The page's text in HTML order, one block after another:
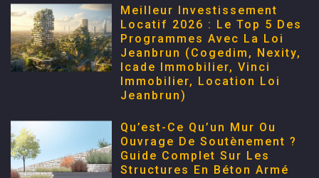
Meilleur Investissement
Locatif 2026 : Le Top 5 Des
Programmes Avec La Loi
Jeanbrun (Cogedim, Nexity,
Icade Immobilier, Vinci
Immobilier, Location Loi
Jeanbrun)
Qu’est-Ce Qu’un Mur Ou
Ouvrage De Soutènement ?
Guide Complet Sur Les
Structures En Béton Armé